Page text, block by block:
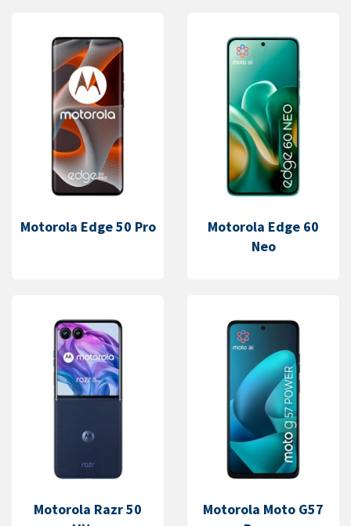
Motorola Edge 50 Pro
Motorola Edge 60
Neo
Motorola Razr 50
Motorola Moto G57